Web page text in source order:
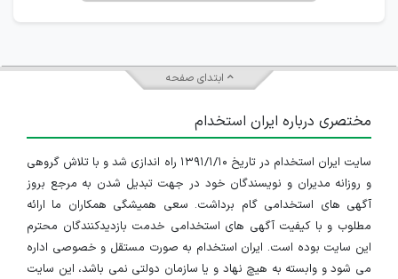
ابتدای صفحه
مختصری درباره ایران استخدام
سایت ایران استخدام در تاریخ ۱۳۹۱/۱/۱۰ راه اندازی شد و با تلاش گروهی
و روزانه مدیران و نویسندگان خود در جهت تبدیل شدن به مرجع بروز
آگهی های استخدامی گام برداشت. سعی همیشگی همکاران ما ارائه
مطلوب و با کیفیت آگهی های استخدامی خدمت بازدیدکنندگان محترم
این سایت بوده است. ایران استخدام به صورت مستقل و خصوصی اداره
می شود و وابسته به هیچ نهاد و یا سازمان دولتی نمی باشد، این سایت